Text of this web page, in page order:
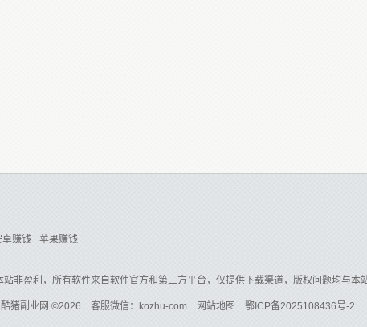
卓赚钱 苹果赚钱
站非盈利，所有软件来自软件官方和第三方平台，仅提供下载渠道，版权问题均与本
酷猪副业网 ©2026 客服微信：kozhu-com 网站地图 鄂ICP备2025108436号-2